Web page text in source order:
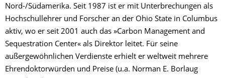
Nord-/Südamerika. Seit 1987 ist er mit Unterbrechungen als
Hochschullehrer und Forscher an der Ohio State in Columbus
aktiv, wo er seit 2001 auch das »Carbon Management and
Sequestration Center« als Direktor leitet. Für seine
außergewöhnlichen Verdienste erhielt er weltweit mehrere
Ehrendoktorwürden und Preise (u.a. Norman E. Borlaug